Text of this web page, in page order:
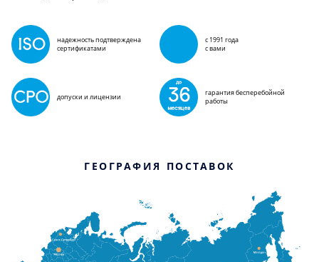
надежность подтверждена
сертификатами
с 1991 года
с вами
допуски и лицензии
гарантия бесперебойной
работы
ГЕОГРАФИЯ ПОСТАВОК